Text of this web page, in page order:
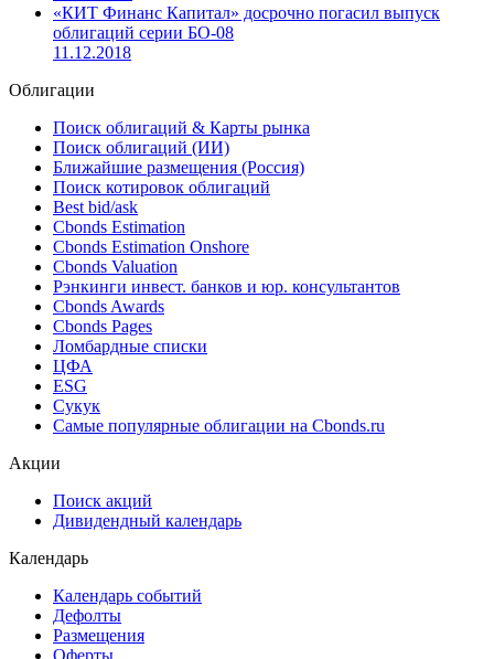
14.12.2018
Ставка 5-го купона по облигациям «КИТ Финанс
Капитала» серии БО-09 составит 9.75% годовых
«КИТ Финанс Капитал» досрочно погасил выпуск
11.12.2018
Облигации
Поиск облигаций & Карты рынка
Поиск облигаций (ИИ)
Ближайшие размещения (Россия)
Поиск котировок облигаций
Best bid/ask
Cbonds Estimation
Cbonds Estimation Onshore
Cbonds Valuation
Рэнкинги инвест. банков и юр. консультантов
Cbonds Awards
Cbonds Pages
Ломбардные списки
ESG
Самые популярные облигации на Cbonds.ru
Дивидендный календарь
Календарь